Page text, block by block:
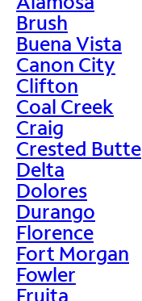
Brush
Buena Vista
Canon City
Clifton
Coal Creek
Craig
Crested Butte
Delta
Dolores
Durango
Florence
Fort Morgan
Fowler
Fruita